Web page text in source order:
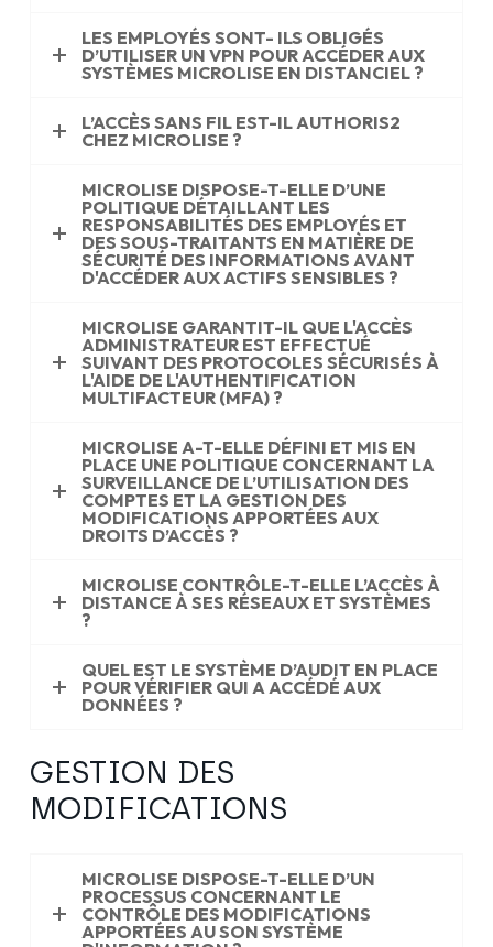
LES EMPLOYÉS SONT- ILS OBLIGÉS
D’UTILISER UN VPN POUR ACCÉDER AUX
SYSTÈMES MICROLISE EN DISTANCIEL ?
L’ACCÈS SANS FIL EST-IL AUTHORIS2
CHEZ MICROLISE ?
MICROLISE DISPOSE-T-ELLE D’UNE
POLITIQUE DÉTAILLANT LES
RESPONSABILITÉS DES EMPLOYÉS ET
DES SOUS-TRAITANTS EN MATIÈRE DE
SÉCURITÉ DES INFORMATIONS AVANT
D'ACCÉDER AUX ACTIFS SENSIBLES ?
MICROLISE GARANTIT-IL QUE L'ACCÈS
ADMINISTRATEUR EST EFFECTUÉ
SUIVANT DES PROTOCOLES SÉCURISÉS À
L'AIDE DE L'AUTHENTIFICATION
MULTIFACTEUR (MFA) ?
MICROLISE A-T-ELLE DÉFINI ET MIS EN
PLACE UNE POLITIQUE CONCERNANT LA
SURVEILLANCE DE L’UTILISATION DES
COMPTES ET LA GESTION DES
MODIFICATIONS APPORTÉES AUX
DROITS D’ACCÈS ?
MICROLISE CONTRÔLE-T-ELLE L’ACCÈS À
DISTANCE À SES RÉSEAUX ET SYSTÈMES
?
QUEL EST LE SYSTÈME D’AUDIT EN PLACE
POUR VÉRIFIER QUI A ACCÉDÉ AUX
DONNÉES ?
GESTION DES
MODIFICATIONS
MICROLISE DISPOSE-T-ELLE D’UN
PROCESSUS CONCERNANT LE
CONTRÔLE DES MODIFICATIONS
APPORTÉES AU SON SYSTÈME